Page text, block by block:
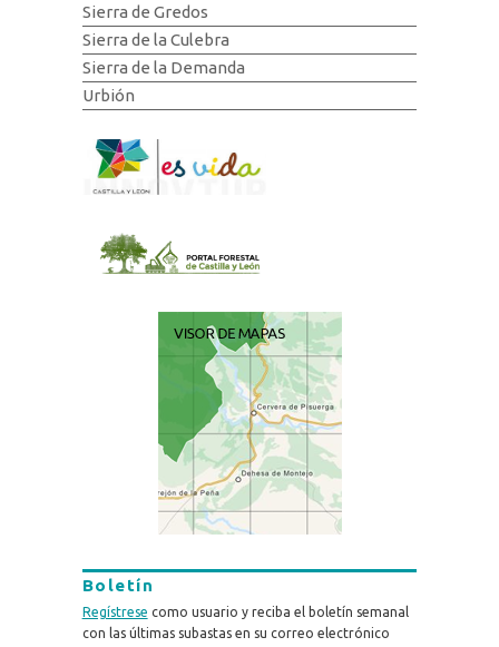
Sierra de Gredos
Sierra de la Culebra
Sierra de la Demanda
Urbión
Boletín
Regístrese como usuario y reciba el boletín semanal
con las últimas subastas en su correo electrónico